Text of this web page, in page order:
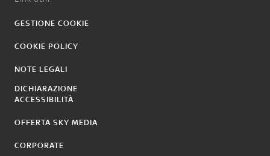
GESTIONE COOKIE
COOKIE POLICY
NOTE LEGALI
DICHIARAZIONE
ACCESSIBILITÀ
OFFERTA SKY MEDIA
CORPORATE